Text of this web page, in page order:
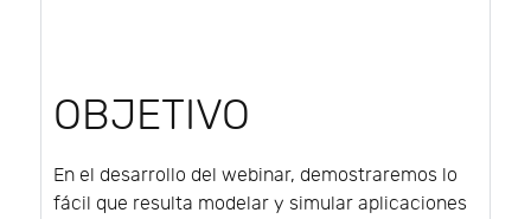
OBJETIVO
En el desarrollo del webinar, demostraremos lo
fácil que resulta modelar y simular aplicaciones